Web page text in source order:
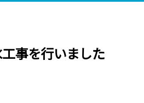
事を行いました